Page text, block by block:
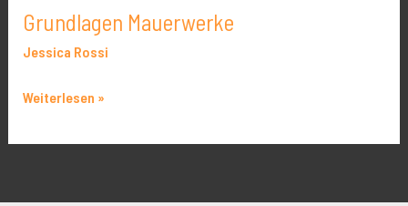
Grundlagen Mauerwerke
Jessica Rossi
Weiterlesen »